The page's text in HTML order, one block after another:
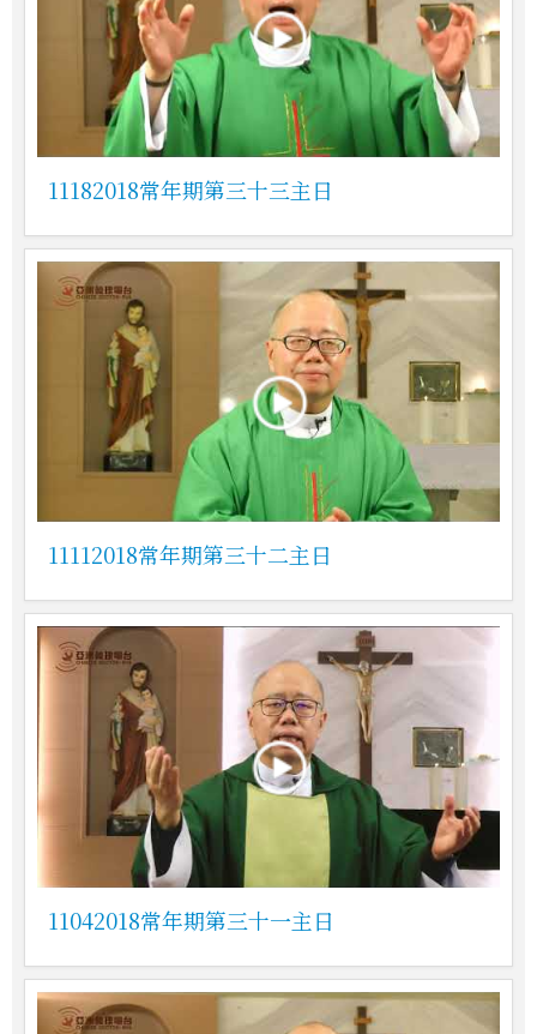
11182018常年期第三十三主日
11112018常年期第三十二主日
11042018常年期第三十一主日